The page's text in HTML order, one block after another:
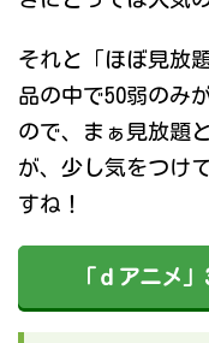
それと「ほぼ見放
品の中で50弱のみ
ので、まぁ見放題
が、少し気をつけ
すね！
「ｄアニメ